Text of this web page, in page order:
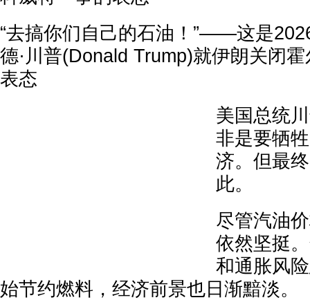
“去搞你们自己的石油！”——这是
德·川普(Donald Trump)就伊朗关闭
表态
美国总统
非是要牺
济。但最
此。
尽管汽油
依然坚挺
和通胀风
始节约燃料，经济前景也日渐黯淡。